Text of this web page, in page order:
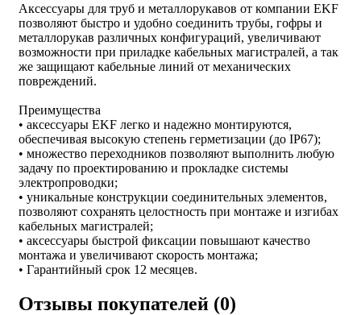
Аксессуары для труб и металлорукавов от компании EKF
позволяют быстро и удобно соединить трубы, гофры и
металлорукав различных конфигураций, увеличивают
возможности при приладке кабельных магистралей, а так
же защищают кабельные линий от механических
повреждений.
Преимущества
• аксессуары EKF легко и надежно монтируются,
обеспечивая высокую степень герметизации (до IP67);
• множество переходников позволяют выполнить любую
задачу по проектированию и прокладке системы
электропроводки;
• уникальные конструкции соединительных элементов,
позволяют сохранять целостность при монтаже и изгибах
кабельных магистралей;
• аксессуары быстрой фиксации повышают качество
монтажа и увеличивают скорость монтажа;
• Гарантийный срок 12 месяцев.
Отзывы покупателей (0)